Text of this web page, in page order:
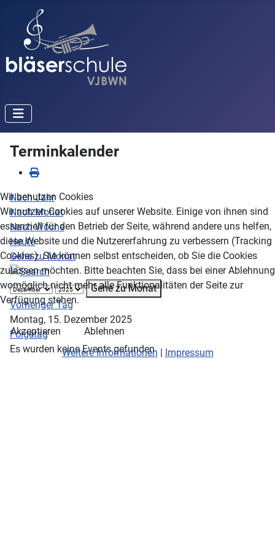
Terminkalender
Nach Jahr
Nach Monat
Nach Woche
Heute
Gehe zu Monat
Gehe zu Monat
Vorheriger Tag
Montag, 15. Dezember 2025
Folgetag
Es wurden keine Events gefunden
Wir benutzen Cookies
Wir nutzen Cookies auf unserer Website. Einige von ihnen sind
essenziell für den Betrieb der Seite, während andere uns helfen,
diese Website und die Nutzererfahrung zu verbessern (Tracking
Cookies). Sie können selbst entscheiden, ob Sie die Cookies
zulassen möchten. Bitte beachten Sie, dass bei einer Ablehnung
womöglich nicht mehr alle Funktionalitäten der Seite zur
Verfügung stehen.
Akzeptieren
Ablehnen
Weitere Informationen | Impressum